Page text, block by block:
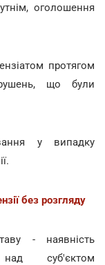
оголошення
протягом
що були
у випадку
без розгляду
- наявність
суб'єктом